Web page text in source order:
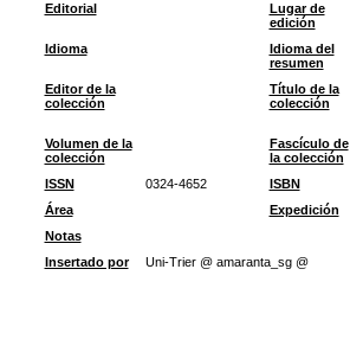
Editorial
Lugar de
edición
Idioma
Idioma del
resumen
Editor de la
colección
Título de la
colección
Volumen de la
colección
Fascículo de
la colección
ISSN
0324-4652
ISBN
Área
Expedición
Notas
Insertado por
Uni-Trier @ amaranta_sg @